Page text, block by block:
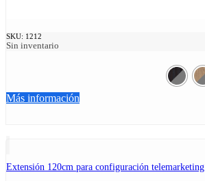
SKU: 1212
Sin inventario
Más información
Extensión 120cm para configuración telemarketing